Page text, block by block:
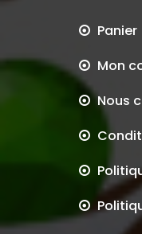
Panier
Mon
Nous